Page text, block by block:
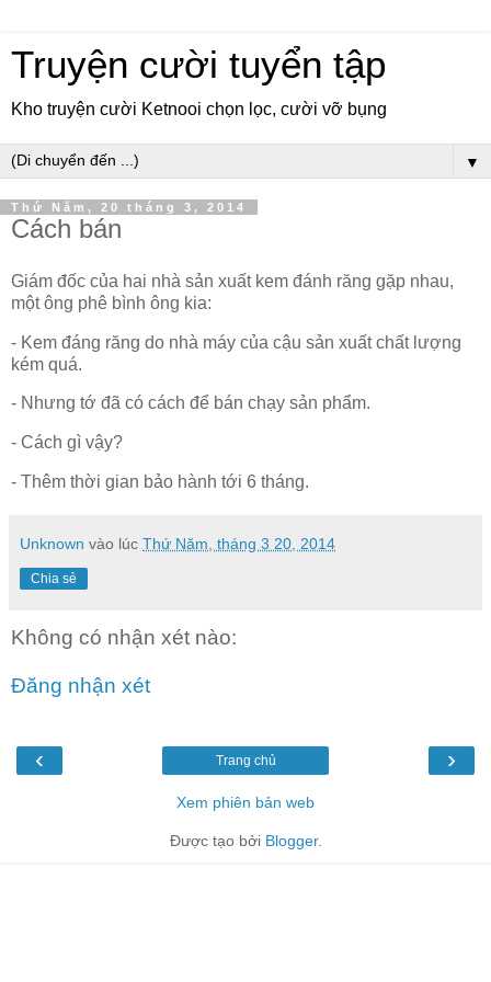
Truyện cười tuyển tập
Kho truyện cười Ketnooi chọn lọc, cười vỡ bụng
▼
Thứ Năm, 20 tháng 3, 2014
Cách bán
Giám đốc của hai nhà sản xuất kem đánh răng gặp nhau,
một ông phê bình ông kia:
- Kem đáng răng do nhà máy của cậu sản xuất chất lượng
kém quá.
- Nhưng tớ đã có cách để bán chạy sản phẩm.
- Cách gì vậy?
- Thêm thời gian bảo hành tới 6 tháng.
Unknown vào lúc Thứ Năm, tháng 3 20, 2014
Chia sẻ
Không có nhận xét nào:
Đăng nhận xét
‹ ›
Trang chủ
Xem phiên bản web
Được tạo bởi Blogger.